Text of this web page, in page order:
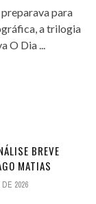
para
a trilogia
O Dia ...
BREVE
MATIAS
2026